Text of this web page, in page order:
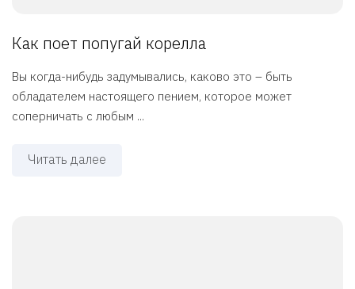
Как поет попугай корелла
Вы когда-нибудь задумывались, каково это – быть
обладателем настоящего пением, которое может
соперничать с любым ...
Читать далее